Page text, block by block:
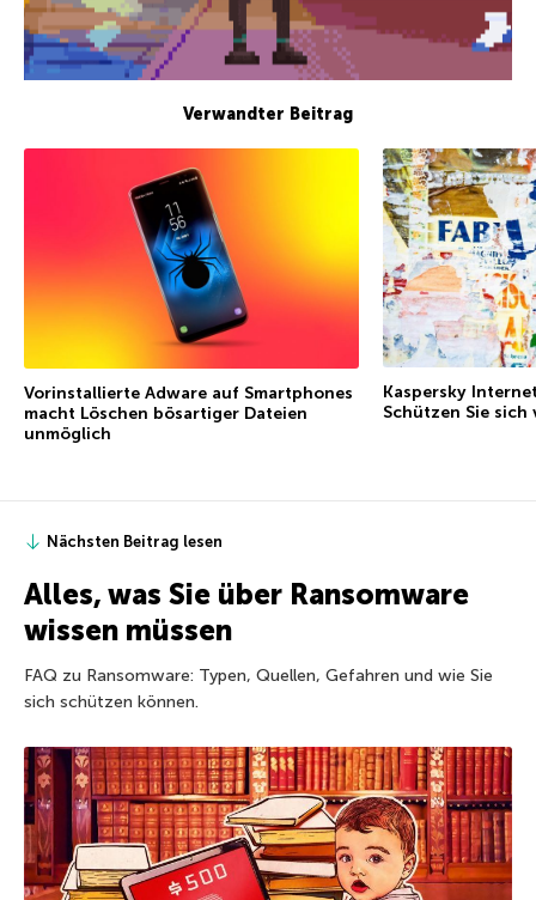
Verwandter Beitrag
Vorinstallierte Adware auf Smartphones
macht Löschen bösartiger Dateien
unmöglich
Kaspersky
Schützen Sie sich
Nächsten Beitrag lesen
Alles, was Sie über Ransomware
wissen müssen
FAQ zu Ransomware: Typen, Quellen, Gefahren und wie Sie
sich schützen können.